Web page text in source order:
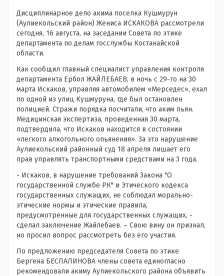
Дисциплинарное дело акима поселка Кушмурун
(Аулиекольский район) Жениса ИСКАКОВА рассмотрели
сегодня, 16 августа, на заседании Совета по этике
департамента по делам госслужбы Костанайской
области.
Как сообщил главный специалист управления контроля
департамента Ербол ЖАЙЛЕБАЕВ, в ночь с 29-го на 30
марта Искаков, управляя автомобилем «Мерседес», ехал
по одной из улиц Кушмуруна, где был остановлен
полицией. Стражи порядка посчитали, что аким пьян.
Медицинская экспертиза, проведенная 30 марта,
подтвердила, что Искаков находится в состоянии
«легкого алкогольного опьянения». За это нарушение
Аулиекольский районный суд 18 апреля лишает его
прав управлять транспортными средствами на 3 года.
- Искаков, в нарушение требований Закона "О
государственной службе РК" и Этического кодекса
государственных служащих, не соблюдал морально-
этические нормы и этические правила,
предусмотренные для государственных служащих, -
сделал заключение Жайлебаев. – Свою вину он признал,
но просил вопрос рассмотреть без его участия.
По предложению председателя Совета по этике
Бергена БЕСПАЛИНОВА члены совета единогласно
рекомендовали акиму Аулиекольского района объявить